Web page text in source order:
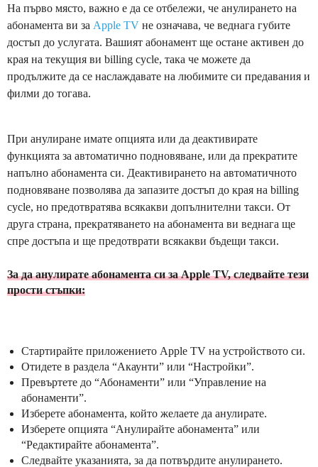
На първо място, важно е да се отбележи, че анулирането на
абонамента ви за Apple TV не означава, че веднага губите
достъп до услугата. Вашият абонамент ще остане активен до
края на текущия ви billing cycle, така че можете да
продължите да се наслаждавате на любимите си предавания и
филми до тогава.
При анулиране имате опцията или да деактивирате
функцията за автоматично подновяване, или да прекратите
напълно абонамента си. Деактивирането на автоматичното
подновяване позволява да запазите достъп до края на billing
cycle, но предотвратява всякакви допълнителни такси. От
друга страна, прекратяването на абонамента ви веднага ще
спре достъпа и ще предотврати всякакви бъдещи такси.
За да анулирате абонамента си за Apple TV, следвайте тези
прости стъпки:
Стартирайте приложението Apple TV на устройството си.
Отидете в раздела “Акаунти” или “Настройки”.
Превъртете до “Абонаменти” или “Управление на
абонаменти”.
Изберете абонамента, който желаете да анулирате.
Изберете опцията “Анулирайте абонамента” или
“Редактирайте абонамента”.
Следвайте указанията, за да потвърдите анулирането.